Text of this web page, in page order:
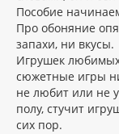
Пособие
Про обоняние
запахи, ни вкусы.
Игрушек
сюжетные игры
не любит или не
полу, стучит
сих пор.